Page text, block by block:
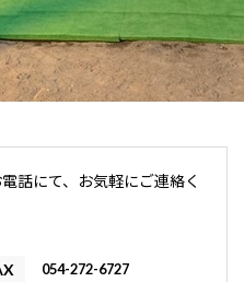
話にて、お気軽にご連絡く
054-272-6727